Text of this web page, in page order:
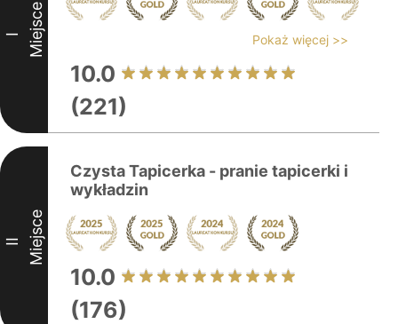
I Miejsce Pokaż więcej >>
10.0
(221)
II Miejsce
Czysta Tapicerka - pranie tapicerki i
wykładzin
10.0
(176)